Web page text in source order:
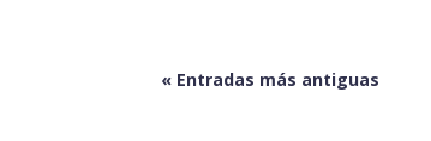
« Entradas más antiguas